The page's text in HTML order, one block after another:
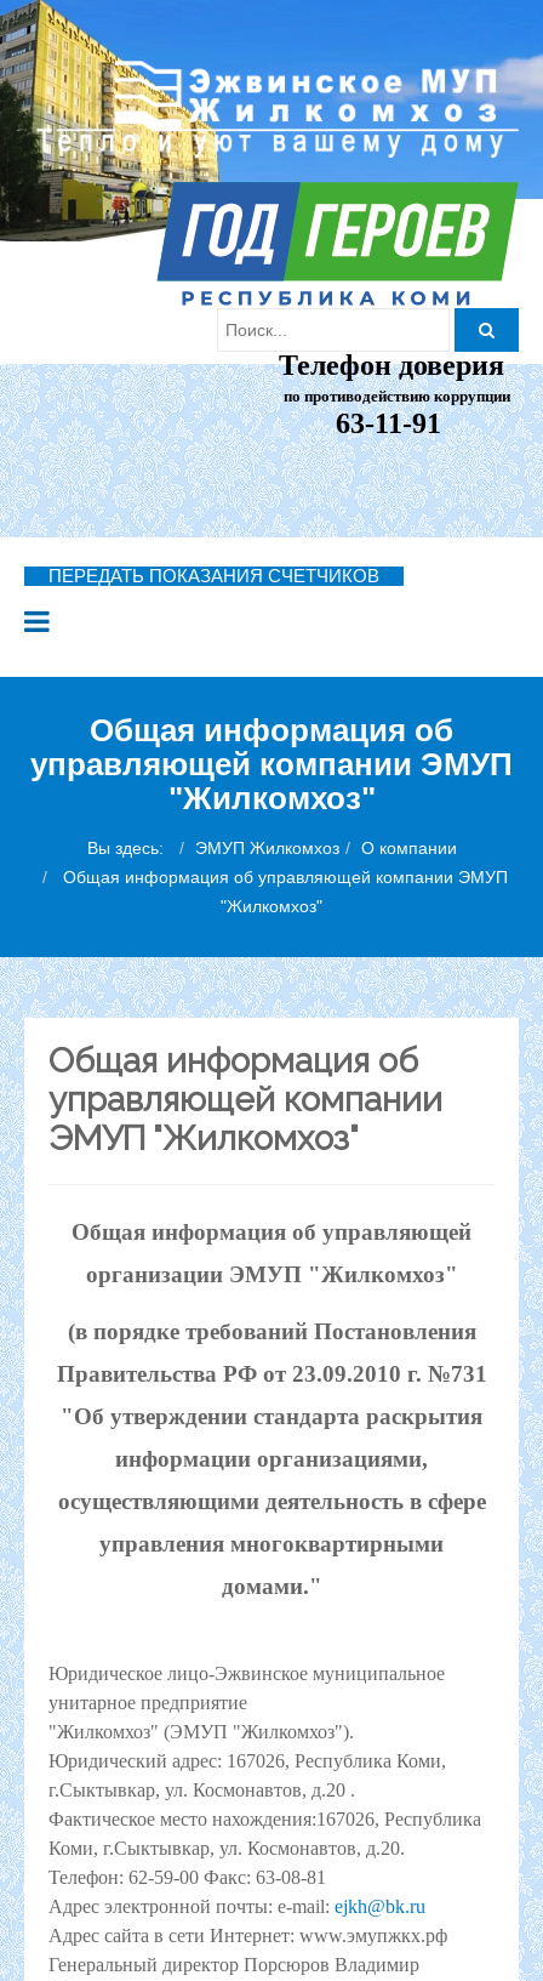
Телефон доверия
по противодействию коррупции
63-11-91
ПЕРЕДАТЬ ПОКАЗАНИЯ СЧЕТЧИКОВ
Общая информация об
управляющей компании ЭМУП
"Жилкомхоз"
Вы здесь: ЭМУП Жилкомхоз
О компании
Общая информация об управляющей компании ЭМУП
"Жилкомхоз"
Общая информация об
управляющей компании
ЭМУП "Жилкомхоз"
Общая информация об управляющей
организации ЭМУП "Жилкомхоз"
(в порядке требований Постановления
Правительства РФ от 23.09.2010 г. №731
"Об утверждении стандарта раскрытия
информации организациями,
осуществляющими деятельность в сфере
управления многоквартирными
домами."
Юридическое лицо-Эжвинское муниципальное
унитарное предприятие
"Жилкомхоз" (ЭМУП "Жилкомхоз").
Юридический адрес: 167026, Республика Коми,
г.Сыктывкар, ул. Космонавтов, д.20 .
Фактическое место нахождения:167026, Республика
Коми, г.Сыктывкар, ул. Космонавтов, д.20.
Телефон: 62-59-00 Факс: 63-08-81
Адрес электронной почты: e-mail: ejkh@bk.ru
Адрес сайта в сети Интернет: www.эмупжкх.рф
Генеральный директор Порсюров Владимир